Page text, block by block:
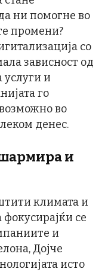
ни помогне во
промени?
со
зависност од
и
го
во
денес.
шармира и
климата и
се
и
Дојче
исто